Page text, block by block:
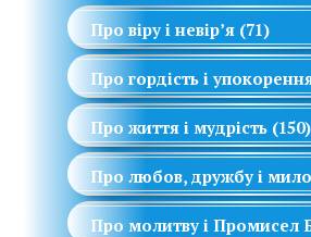
Про віру і невір’я (71)
Про гордість і
Про життя і мудрість (150)
Про любов, дружбу і
Про молитву і Промисел